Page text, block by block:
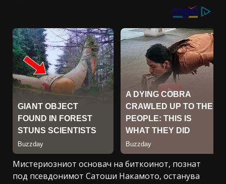
Мистериозниот основач на биткоинот, познат
под псевдонимот Сатоши Накамото, останува